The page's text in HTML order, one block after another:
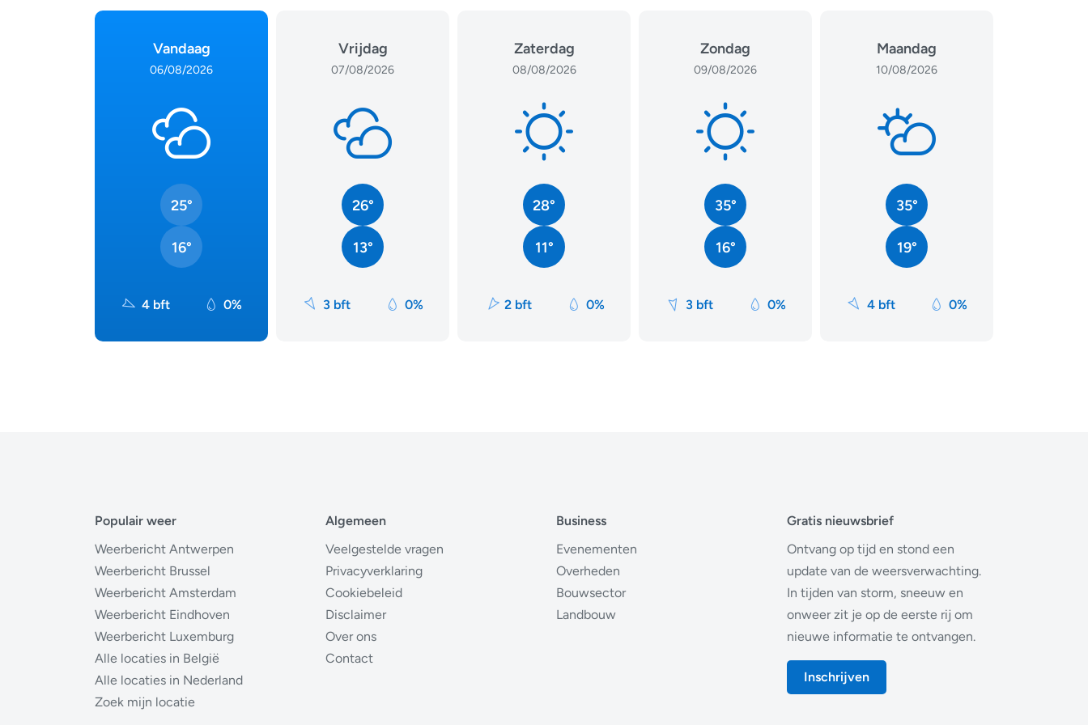
Vandaag
06/08/2026
25°
16°
4 bft 0%
Vrijdag
07/08/2026
26°
13°
3 bft 0%
Zaterdag
08/08/2026
28°
11°
2 bft 0%
Zondag
09/08/2026
35°
16°
3 bft 0%
Maandag
10/08/2026
35°
19°
4 bft 0%
Populair weer
Weerbericht Antwerpen
Weerbericht Brussel
Weerbericht Amsterdam
Weerbericht Eindhoven
Weerbericht Luxemburg
Alle locaties in België
Alle locaties in Nederland
Zoek mijn locatie
Algemeen
Veelgestelde vragen
Privacyverklaring
Cookiebeleid
Disclaimer
Over ons
Contact
Business
Evenementen
Overheden
Bouwsector
Landbouw
Gratis nieuwsbrief
Ontvang op tijd en stond een
update van de weersverwachting.
In tijden van storm, sneeuw en
onweer zit je op de eerste rij om
nieuwe informatie te ontvangen.
Inschrijven